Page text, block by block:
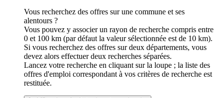
Vous recherchez des offres sur une commune et ses
alentours ?
Vous pouvez y associer un rayon de recherche compris entre
0 et 100 km (par défaut la valeur sélectionnée est de 10 km).
Si vous recherchez des offres sur deux départements, vous
devez alors effectuer deux recherches séparées.
Lancez votre recherche en cliquant sur la loupe ; la liste des
offres d'emploi correspondant à vos critères de recherche est
restituée.